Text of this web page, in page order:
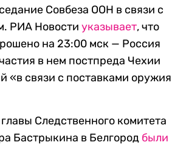
Совбеза ООН в связи с
РИА Новости указывает, что
на 23:00 мск — Россия
в нем постпреда Чехии
«в связи с поставками оружия
Следственного комитета
Бастрыкина в Белгород были